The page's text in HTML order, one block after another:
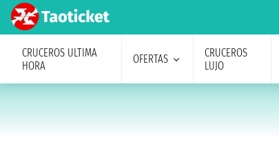
CRUCEROS ULTIMA
HORA
OFERTAS
CRUCEROS
LUJO